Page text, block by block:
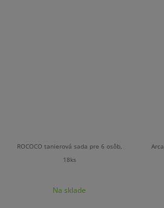
ROCOCO tanierová sada pre 6 osôb,
18ks
Na sklade